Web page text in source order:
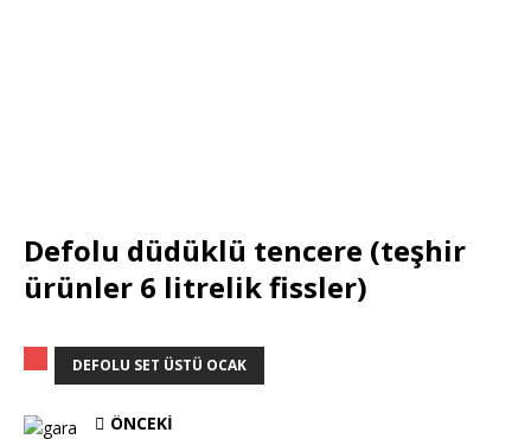
Defolu düdüklü tencere (teşhir
ürünler 6 litrelik fissler)
DEFOLU SET ÜSTÜ OCAK
ÖNCEKI